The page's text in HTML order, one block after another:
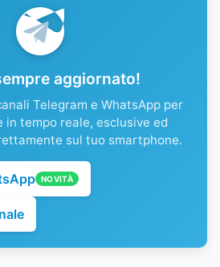
aggiornato!
Telegram e WhatsApp per
in tempo reale, esclusive ed
sul tuo smartphone.
NOVITÀ